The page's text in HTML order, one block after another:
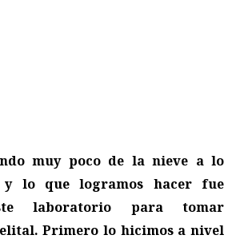
muy poco de la nieve a lo
lo que logramos hacer fue
laboratorio para tomar
Primero lo hicimos a nivel